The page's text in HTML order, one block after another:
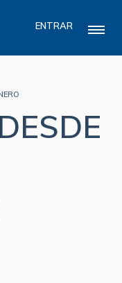
ENTRAR